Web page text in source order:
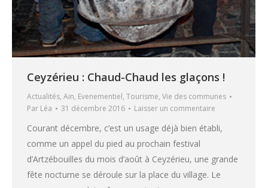
Ceyzérieu : Chaud-Chaud les glaçons !
Actualités, Ain, Evenementiel, Tourisme, Vie des communes
Par Léa 31 décembre 2016 Laisser un commentaire
Courant décembre, c’est un usage déjà bien établi,
comme un appel du pied au prochain festival
d’Artzébouilles du mois d’août à Ceyzérieu, une grande
fête nocturne se déroule sur la place du village. Le